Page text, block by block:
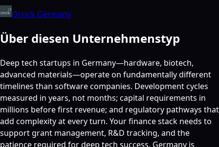
Orrick Germany
Über diesen Unternehmenstyp
Deep tech startups in Germany—hardware, biotech,
advanced materials—operate on fundamentally different
timelines than software companies. Development cycles
measured in years, not months; capital requirements in
millions before first revenue; and regulatory pathways that
add complexity at every turn. Your finance stack needs to
support grant management, R&D tracking, and the
patience required for deep tech success. Germany is